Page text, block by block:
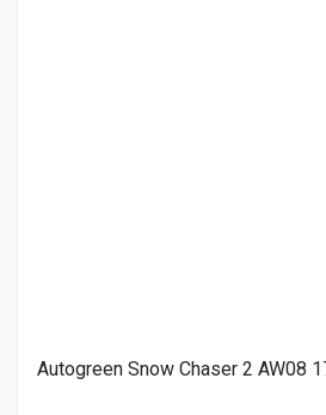
Doublestar DW08 175/
Autogreen Snow Chaser 2 AW08